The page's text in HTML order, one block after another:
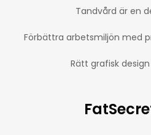
Tandvård är en
Förbättra arbetsmiljön med
Rätt grafisk